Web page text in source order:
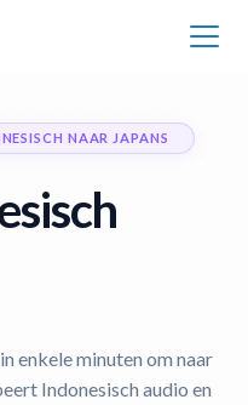
NAAR JAPANS
enkele minuten om naar
Indonesisch audio en